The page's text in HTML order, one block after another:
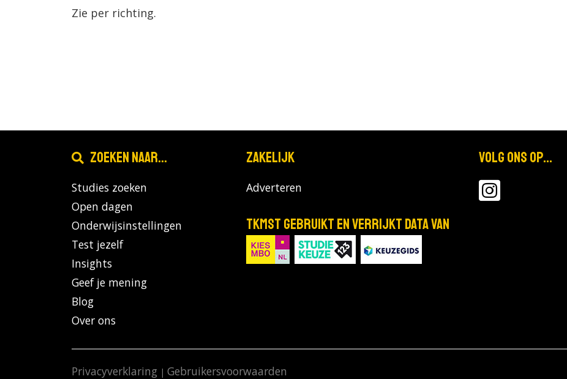
Zie per richting.
Zoeken naar...
Studies zoeken
Open dagen
Onderwijsinstellingen
Test jezelf
Insights
Geef je mening
Blog
Over ons
Zakelijk
Adverteren
TKMST gebruikt en verrijkt data van
Volg ons op...
Privacyverklaring | Gebruikersvoorwaarden